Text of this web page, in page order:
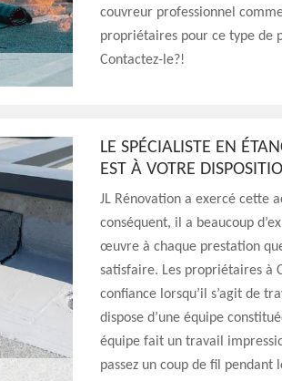
couvreur professionnel
propriétaires pour ce type de
Contactez-le?!
LE SPÉCIALISTE EN
EST À VOTRE
JL Rénovation a exercé cette
conséquent, il a beaucoup
œuvre à chaque prestation
satisfaire. Les propriétaires à
confiance lorsqu’il s’agit de
dispose d’une équipe
équipe fait un travail
passez un coup de fil pendant